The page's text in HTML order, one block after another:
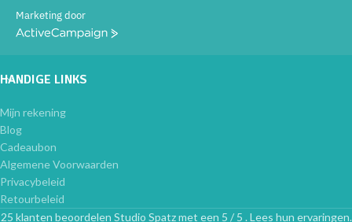
Marketing door
ActiveCampaign
HANDIGE LINKS
Mijn rekening
Blog
Cadeaubon
Algemene Voorwaarden
Privacybeleid
Retourbeleid
25 klanten beoordelen Studio Spatz met een 5 / 5 . Lees hun ervaringen.